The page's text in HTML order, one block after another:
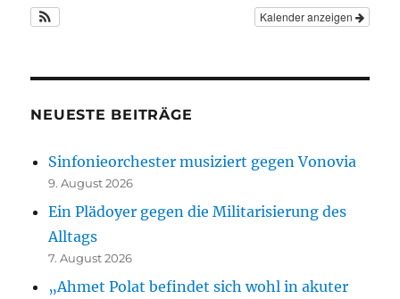
Kalender anzeigen
NEUESTE BEITRÄGE
Sinfonieorchester musiziert gegen Vonovia
9. August 2026
Ein Plädoyer gegen die Militarisierung des
Alltags
7. August 2026
„Ahmet Polat befindet sich wohl in akuter